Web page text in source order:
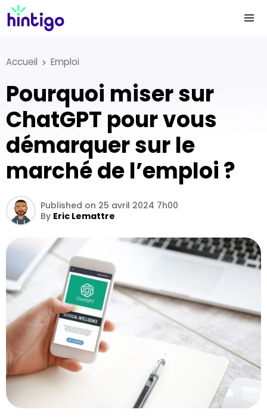
Accueil Emploi
Pourquoi miser sur
ChatGPT pour vous
démarquer sur le
marché de l’emploi ?
By Eric Lemattre
Published on 25 avril 2024 7h00